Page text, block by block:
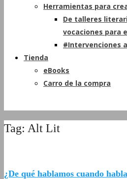
Herramientas para
De talleres
vocaciones para
#Intervenciones
Tienda
eBooks
Carro de la compra
Tag: Alt Lit
¿De qué hablamos cuando